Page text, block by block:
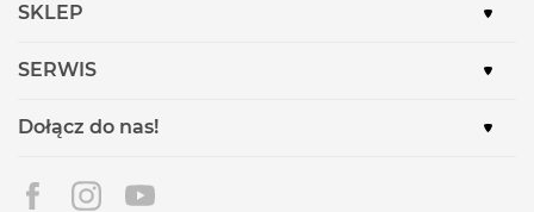
SKLEP
SERWIS
Dołącz do nas!